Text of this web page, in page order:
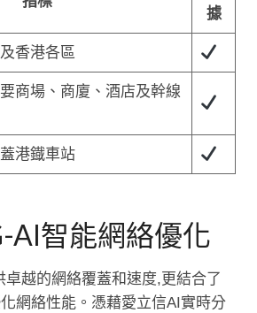
據
香港各區
商場、商廈、酒店及幹線
港鐡車站
AI智能網絡優化
卓越的網絡覆蓋和速度,更結合了
網絡性能。憑藉愛立信AI實時分